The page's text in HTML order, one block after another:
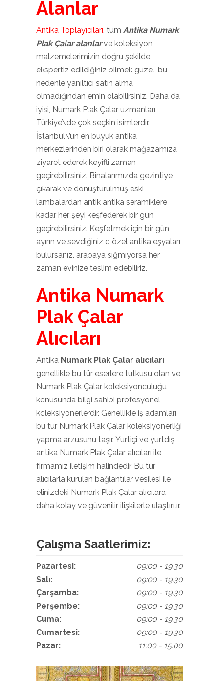
Alanlar
Antika Toplayıcıları, tüm Antika Numark
Plak Çalar alanlarve koleksiyon
malzemelerimizin doğru şekilde
ekspertiz edildiğiniz bilmek güzel, bu
nedenle yanıltıcı satın alma
olmadığından emin olabilirsiniz. Daha da
iyisi, Numark Plak Çalar uzmanları
Türkiye\’de çok seçkin isimlerdir.
İstanbul\’un en büyük antika
merkezlerinden biri olarak mağazamıza
ziyaret ederek keyifli zaman
geçirebilirsiniz. Binalarımızda gezintiye
çıkarak ve dönüştürülmüş eski
lambalardan antik antika seramiklere
kadar her şeyi keşfederek bir gün
geçirebilirsiniz. Keşfetmek için bir gün
ayırın ve sevdiğiniz o özel antika eşyaları
bulursanız, arabaya sığmıyorsa her
zaman evinize teslim edebiliriz.
Antika Numark
Plak Çalar
Alıcıları
Antika Numark Plak Çalar alıcıları
genellikle bu tür eserlere tutkusu olan ve
Numark Plak Çalar koleksiyonculuğu
konusunda bilgi sahibi profesyonel
koleksiyonerlerdir. Genellikle iş adamları
bu tür Numark Plak Çalar koleksiyonerliği
yapma arzusunu taşır. Yurtiçi ve yurtdışı
antika Numark Plak Çalar alıcıları ile
firmamız iletişim halindedir. Bu tür
alıcılarla kurulan bağlantılar vesilesi ile
elinizdeki Numark Plak Çalar alıcılara
daha kolay ve güvenilir ilişkilerle ulaştırılır.
Çalışma Saatlerimiz:
Pazartesi:
Salı:
Çarşamba:
Perşembe:
Cuma:
Cumartesi:
Pazar:
09:00 - 19.30
09:00 - 19.30
09:00 - 19.30
09:00 - 19.30
09:00 - 19.30
09:00 - 19.30
11:00 - 15.00